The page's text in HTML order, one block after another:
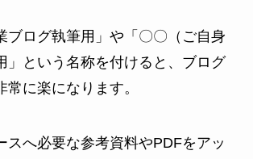
ブログ執筆用」や「〇〇（ご自身
」という名称を付けると、ブログ
に楽になります。
スへ必要な参考資料やPDFをアッ